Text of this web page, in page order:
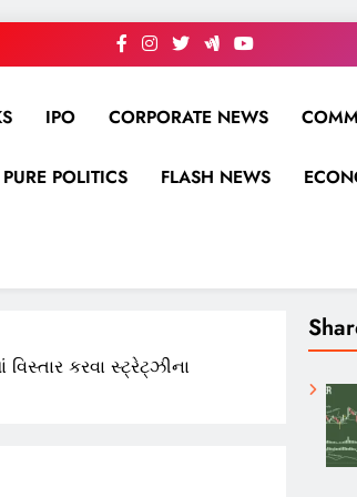
IPO CORPORATE NEWS
PURE POLITICS FLASH NEWS
કરવા સ્ટ્રેટ્ઝીના